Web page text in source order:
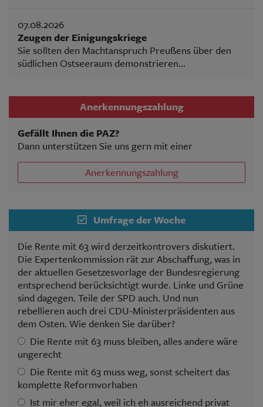
07.08.2026
Zeugen der Einigungskriege
Sie sollten den Machtanspruch Preußens über den
südlichen Ostseeraum demonstrieren...
Anerkennungszahlung
Gefällt Ihnen die PAZ?
Dann unterstützen Sie uns gern mit einer
Anerkennungszahlung
Umfrage der Woche
Die Rente mit 63 wird derzeitkontrovers diskutiert.
Die Expertenkommission rät zur Abschaffung, was in
der aktuellen Gesetzesvorlage der Bundesregierung
entsprechend berücksichtigt wurde. Linke und Grüne
sind dagegen. Teile der SPD auch. Und nun
rebellieren auch drei CDU-Ministerpräsidenten aus
dem Osten. Wie denken Sie darüber?
Die Rente mit 63 muss bleiben, alles andere wäre
ungerecht
Die Rente mit 63 muss weg, sonst scheitert das
komplette Reformvorhaben
Ist mir eher egal, weil ich eh ausreichend privat